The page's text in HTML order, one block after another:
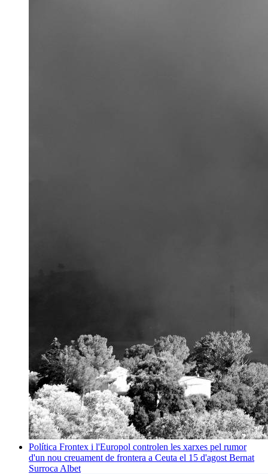
Política Frontex i l'Europol controlen les xarxes pel rumor
d'un nou creuament de frontera a Ceuta el 15 d'agost Bernat
Surroca Albet